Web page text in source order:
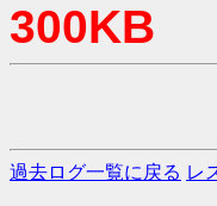
300KB
過去ログ一覧に戻る レ